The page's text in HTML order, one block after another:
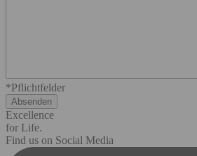
*Pflichtfelder
Excellence
for Life.
Find us on Social Media